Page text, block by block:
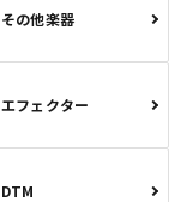
その他楽器
エフェクター
DTM